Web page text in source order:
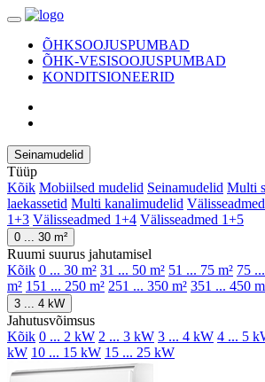
ÕHKSOOJUSPUMBAD
ÕHK-VESISOOJUSPUMBAD
KONDITSIONEERID
Seinamudelid
Tüüp
Kõik Mobiilsed mudelid Seinamudelid Multi
laekassetid Multi kanalimudelid
1+3 Välisseadmed 1+4 Välisseadmed 1+5
0 ... 30 m²
Ruumi suurus jahutamisel
Kõik 0 ... 30 m² 31 ... 50 m² 51 ... 75 m² 75
m² 151 ... 250 m² 251 ... 350 m² 351 ... 450
3 ... 4 kW
Jahutusvõimsus
Kõik 0 ... 2 kW 2 ... 3 kW 3 ... 4 kW 4 ... 5
kW 10 ... 15 kW 15 ... 25 kW